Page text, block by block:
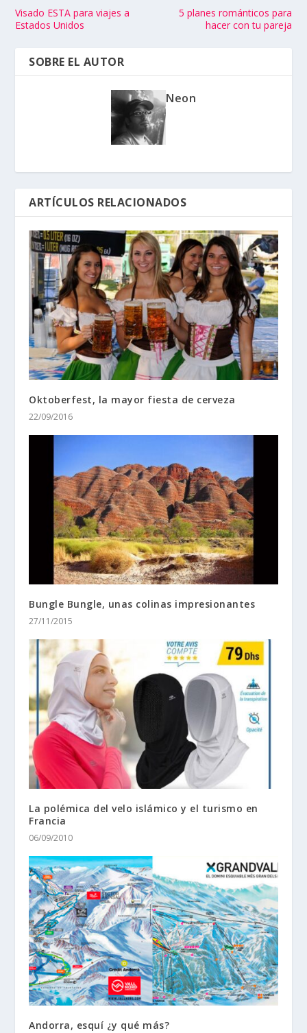
Visado ESTA para viajes a
Estados Unidos
5 planes románticos para
hacer con tu pareja
SOBRE EL AUTOR
Neon
ARTÍCULOS RELACIONADOS
Oktoberfest, la mayor fiesta de cerveza
22/09/2016
Bungle Bungle, unas colinas impresionantes
27/11/2015
La polémica del velo islámico y el turismo en
Francia
06/09/2010
Andorra, esquí ¿y qué más?